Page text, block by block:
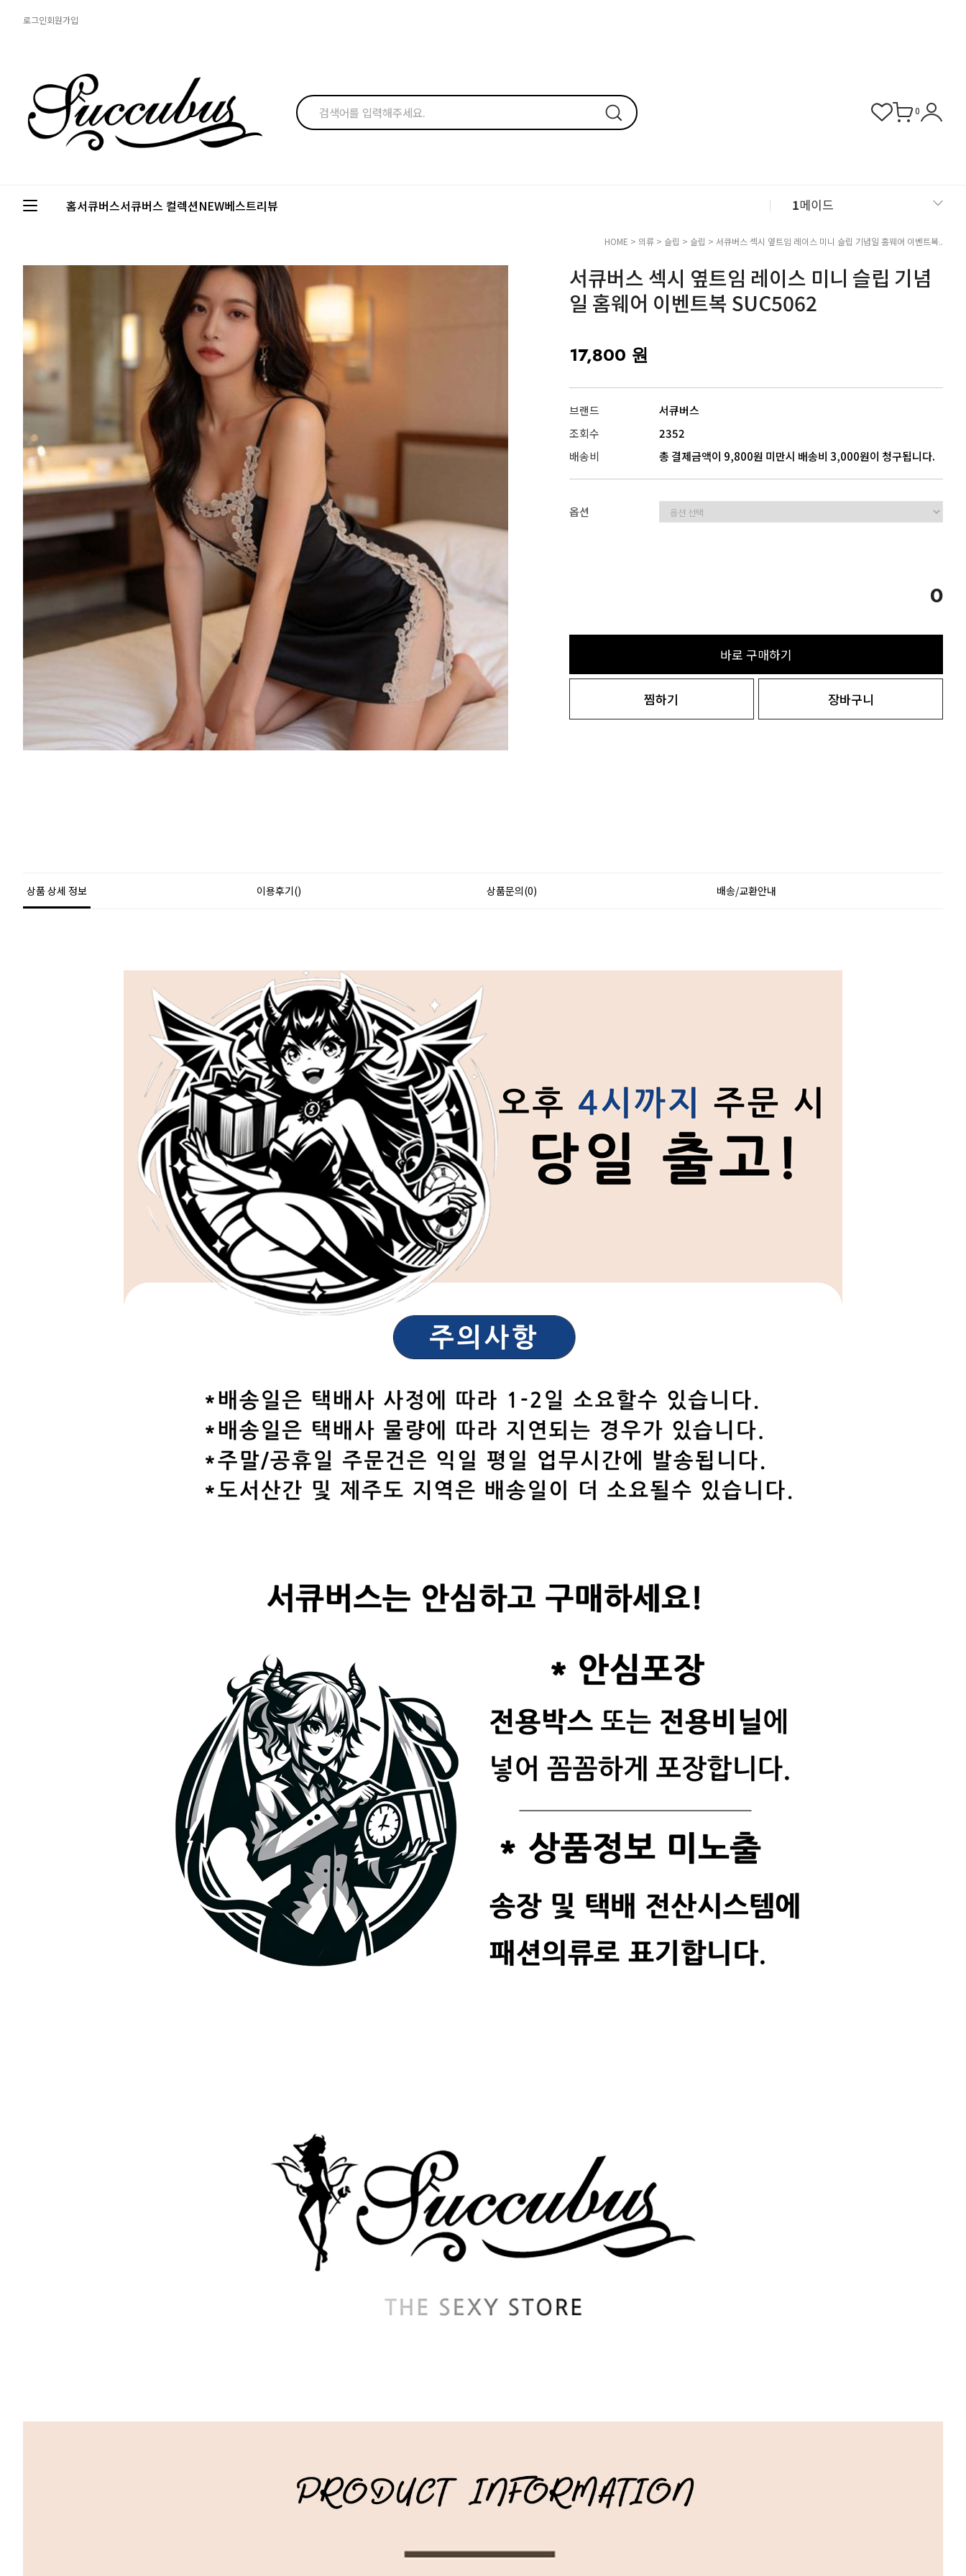
로그인회원가입
0
홈서큐버스서큐버스 컬렉션NEW베스트리뷰 1메이드
2섹시 슬립
3버니걸
HOME > 의류 > 슬립 > 슬립 > 서큐버스 섹시 옆트임 레이스 미니 슬립 기념일 홈웨어 이벤트복..
서큐버스 섹시 옆트임 레이스 미니 슬립 기념
일 홈웨어 이벤트복 SUC5062
17,800 원
브랜드
서큐버스
조회수
2352
배송비
총 결제금액이 9,800원 미만시 배송비 3,000원이 청구됩니다.
옵션
0
바로 구매하기
찜하기 장바구니
상품 상세 정보 이용후기() 상품문의(0) 배송/교환안내